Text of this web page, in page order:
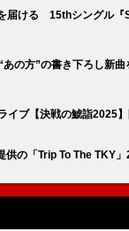
届ける 15thシングル『
の方”の書き下ろし新
イブ【決戦の鯱詣2025
の「Trip To The TKY